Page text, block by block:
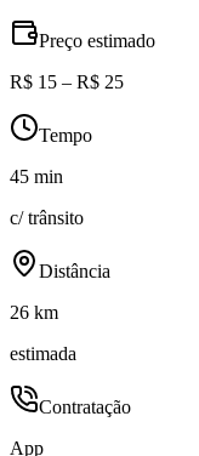
Preço estimado
R$ 15 – R$ 25
Tempo
45 min
c/ trânsito
Distância
26 km
estimada
Contratação
App